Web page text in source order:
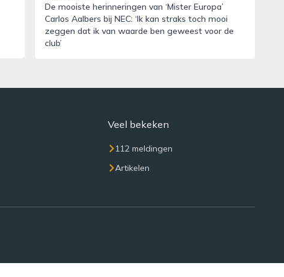
De mooiste herinneringen van ‘Mister Europa’
Carlos Aalbers bij NEC: ‘Ik kan straks toch mooi
zeggen dat ik van waarde ben geweest voor de
club’
Veel bekeken
112 meldingen
Artikelen